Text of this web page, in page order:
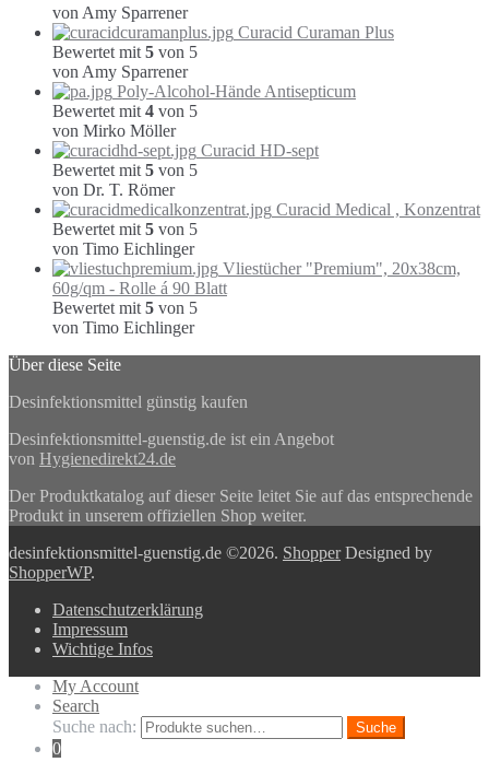
von Amy Sparrener
Curacid Curaman Plus
Bewertet mit 5 von 5
von Amy Sparrener
Poly-Alcohol-Hände Antisepticum
Bewertet mit 4 von 5
von Mirko Möller
Curacid HD-sept
Bewertet mit 5 von 5
von Dr. T. Römer
Curacid Medical , Konzentrat
Bewertet mit 5 von 5
von Timo Eichlinger
Vliestücher "Premium", 20x38cm,
60g/qm - Rolle á 90 Blatt
Bewertet mit 5 von 5
von Timo Eichlinger
Über diese Seite
Desinfektionsmittel günstig kaufen
Desinfektionsmittel-guenstig.de ist ein Angebot
von Hygienedirekt24.de
Der Produktkatalog auf dieser Seite leitet Sie auf das entsprechende
Produkt in unserem offiziellen Shop weiter.
desinfektionsmittel-guenstig.de ©2026. ShopperDesigned by
ShopperWP.
Datenschutzerklärung
Impressum
Wichtige Infos
My Account
Search
Suche nach:
Suche
0